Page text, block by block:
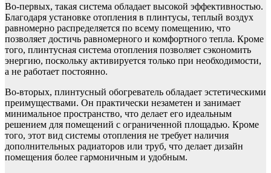
Во-первых, такая система обладает высокой эффективностью.
Благодаря установке отопления в плинтусы, теплый воздух
равномерно распределяется по всему помещению, что
позволяет достичь равномерного и комфортного тепла. Кроме
того, плинтусная система отопления позволяет сэкономить
энергию, поскольку активируется только при необходимости,
а не работает постоянно.
Во-вторых, плинтусный обогреватель обладает эстетическими
преимуществами. Он практически незаметен и занимает
минимальное пространство, что делает его идеальным
решением для помещений с ограниченной площадью. Кроме
того, этот вид системы отопления не требует наличия
дополнительных радиаторов или труб, что делает дизайн
помещения более гармоничным и удобным.